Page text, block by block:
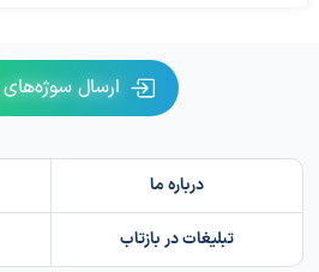
ارسال
درباره ما
تبلیغات در بازتاب